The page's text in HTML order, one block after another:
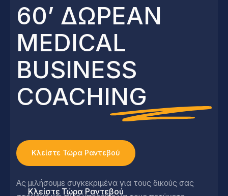
60’ ΔΩΡΕΑΝ
MEDICAL
BUSINESS
COACHING
Κλείστε Τώρα Ραντεβού
Κλείστε Τώρα Ραντεβού
Ας μιλήσουμε συγκεκριμένα για τους δικούς σας